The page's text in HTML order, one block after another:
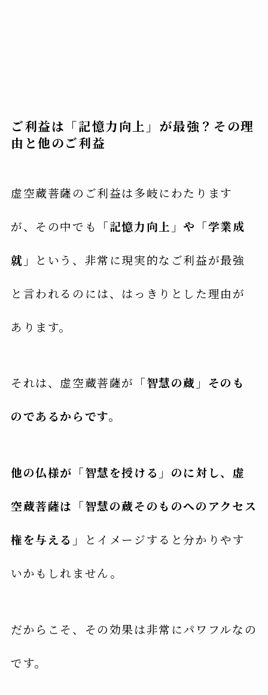
ご利益は「記憶力向上」が最強？その理
由と他のご利益
虚空蔵菩薩のご利益は多岐にわたります
が、その中でも 「記憶力向上」や「学業成
就」 という、非常に現実的なご利益が最強
と言われるのには、はっきりとした理由が
あります。
それは、虚空蔵菩薩が 「智慧の蔵」そのも
のであるからです。
他の仏様が「智慧を授ける」のに対し、虚
空蔵菩薩は「智慧の蔵そのものへのアクセス
権を与える」 とイメージすると分かりやす
いかもしれません。
だからこそ、その効果は非常にパワフルなの
です。